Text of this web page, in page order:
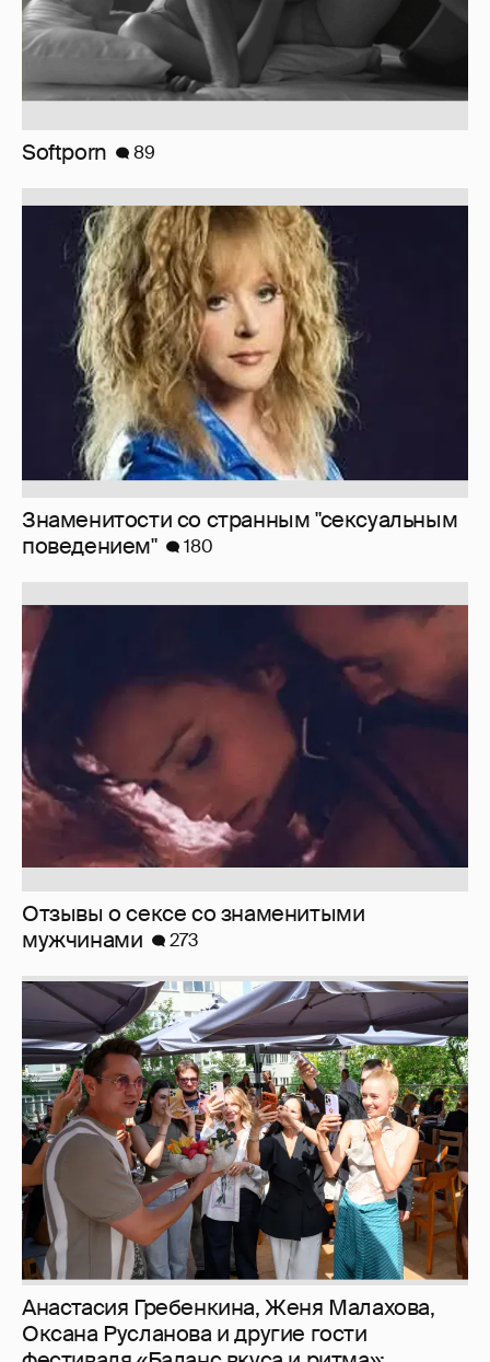
Знаменитости со странным "сексуальным
поведением"
180
Отзывы о сексе со знаменитыми
мужчинами
Анастасия Гребенкина, Женя Малахова,
Оксана Русланова и другие гости
фестиваля «Баланс вкуса и ритма»:
рассматриваем летние образы